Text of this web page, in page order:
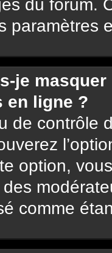
du forum.
paramètres
je
en ligne ?
de contrôle
option,
comme